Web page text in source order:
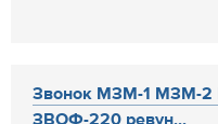
Звонок МЗМ-1 МЗМ-
ЗВОФ-220 ревун...